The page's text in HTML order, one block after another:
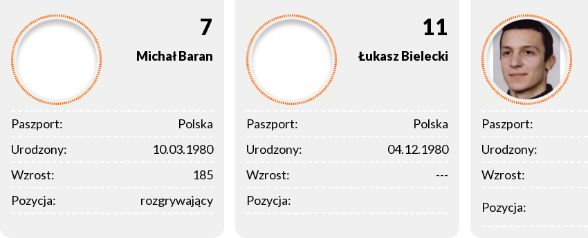
7
MichałBaran
Paszport:
Polska
Urodzony:
10.03.1980
Wzrost:
185
Pozycja:
rozgrywający
11
Łukasz Bielecki
Paszport:
Polska
Urodzony:
04.12.1980
Wzrost:
---
Pozycja:
Paszport:
Urodzony:
Wzrost:
Pozycja: